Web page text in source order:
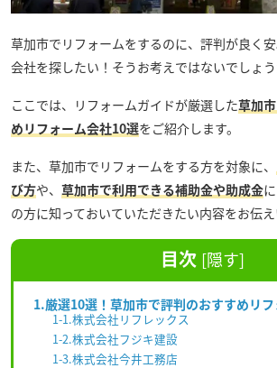
草加市でリフォームをするのに、評判が良く
会社を探したい！そうお考えではないでしょう
ここでは、リフォームガイドが厳選した草加
めリフォーム会社10選をご紹介します。
また、草加市でリフォームをする方を対象に、
び方や、 草加市で利用できる補助金や助成金
の方に知っておいていただきたい内容をお伝え
目次 [隠す]
1.厳選10選！草加市で評判のおすすめリ
1-1.株式会社リフレックス
1-2.株式会社フジキ建設
1-3.株式会社今井工務店